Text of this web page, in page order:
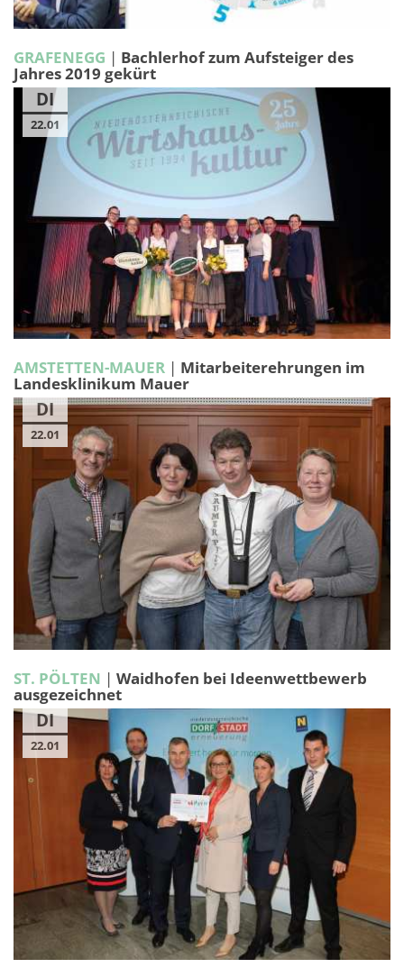
GRAFENEGG | Bachlerhof zum Aufsteiger des
Jahres 2019 gekürt
DI
22.01
AMSTETTEN-MAUER | Mitarbeiterehrungen im
Landesklinikum Mauer
DI
22.01
ST. PÖLTEN | Waidhofen bei Ideenwettbewerb
ausgezeichnet
DI
22.01